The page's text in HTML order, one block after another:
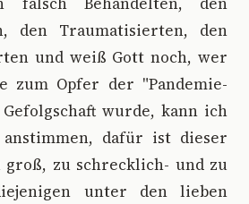
den Traumatisierten, den
und weiß Gott noch, wer
zum Opfer der "Pandemie-
wurde, kann ich
dafür ist dieser
groß, zu schrecklich- und zu
unter den lieben